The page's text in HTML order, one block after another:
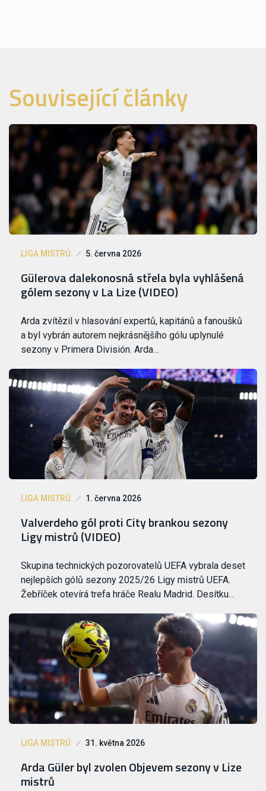
Související články
LIGA MISTRŮ 5. června 2026
Gülerova dalekonosná střela byla vyhlášená
gólem sezony v La Lize (VIDEO)
Arda zvítězil v hlasování expertů, kapitánů a fanoušků
a byl vybrán autorem nejkrásnějšího gólu uplynulé
sezony v Primera División. Arda…
LIGA MISTRŮ 1. června 2026
Valverdeho gól proti City brankou sezony
Ligy mistrů (VIDEO)
Skupina technických pozorovatelů UEFA vybrala deset
nejlepších gólů sezony 2025/26 Ligy mistrů UEFA.
Žebříček otevírá trefa hráče Realu Madrid. Desítku…
LIGA MISTRŮ 31. května 2026
Arda Güler byl zvolen Objevem sezony v Lize
mistrů